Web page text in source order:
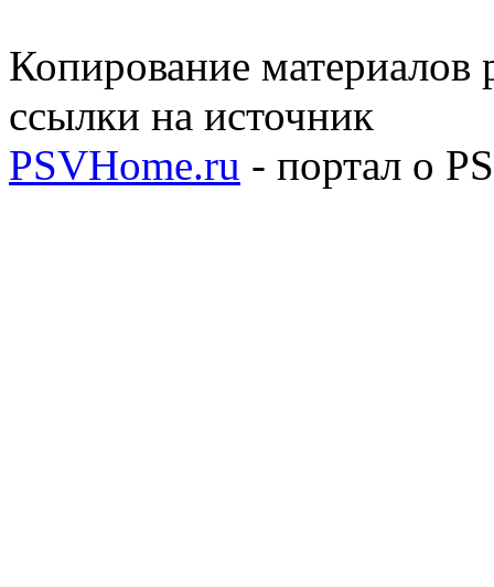
Копирование материалов
ссылки на источник
PSVHome.ru - портал о